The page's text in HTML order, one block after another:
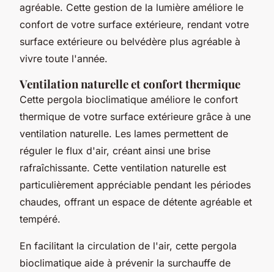
agréable. Cette gestion de la lumière améliore le
confort de votre surface extérieure, rendant votre
surface extérieure ou belvédère plus agréable à
vivre toute l'année.
Ventilation naturelle et confort thermique
Cette pergola bioclimatique améliore le confort
thermique de votre surface extérieure grâce à une
ventilation naturelle. Les lames permettent de
réguler le flux d'air, créant ainsi une brise
rafraîchissante. Cette ventilation naturelle est
particulièrement appréciable pendant les périodes
chaudes, offrant un espace de détente agréable et
tempéré.
En facilitant la circulation de l'air, cette pergola
bioclimatique aide à prévenir la surchauffe de